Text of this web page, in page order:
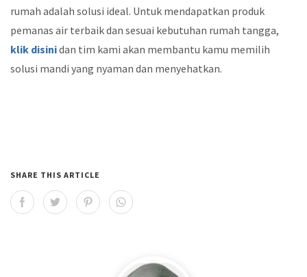
rumah adalah solusi ideal. Untuk mendapatkan produk
pemanas air terbaik dan sesuai kebutuhan rumah tangga,
klik disinidan tim kami akan membantu kamu memilih
solusi mandi yang nyaman dan menyehatkan.
SHARE THIS ARTICLE